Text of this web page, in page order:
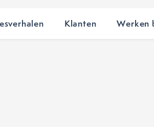
Klanten Werken